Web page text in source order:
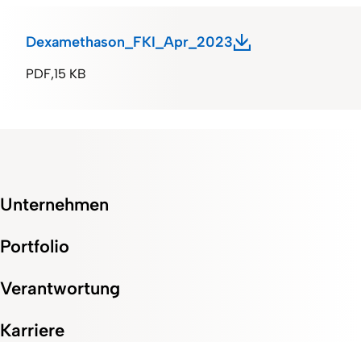
15 KB
PDF
Dexamethason_FKI_Apr_2023
Unternehmen
Portfolio
Verantwortung
Karriere